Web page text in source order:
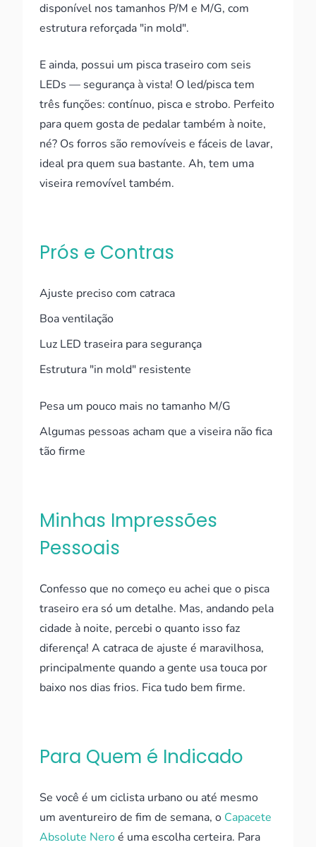
disponível nos tamanhos P/M e M/G, com
estrutura reforçada "in mold".
E ainda, possui um pisca traseiro com seis
LEDs — segurança à vista! O led/pisca tem
três funções: contínuo, pisca e strobo. Perfeito
para quem gosta de pedalar também à noite,
né? Os forros são removíveis e fáceis de lavar,
ideal pra quem sua bastante. Ah, tem uma
viseira removível também.
Prós e Contras
Ajuste preciso com catraca
Boa ventilação
Luz LED traseira para segurança
Estrutura "in mold" resistente
Pesa um pouco mais no tamanho M/G
Algumas pessoas acham que a viseira não fica
tão firme
Minhas Impressões
Pessoais
Confesso que no começo eu achei que o pisca
traseiro era só um detalhe. Mas, andando pela
cidade à noite, percebi o quanto isso faz
diferença! A catraca de ajuste é maravilhosa,
principalmente quando a gente usa touca por
baixo nos dias frios. Fica tudo bem firme.
Para Quem é Indicado
Se você é um ciclista urbano ou até mesmo
um aventureiro de fim de semana, o Capacete
Absolute Neroé uma escolha certeira. Para